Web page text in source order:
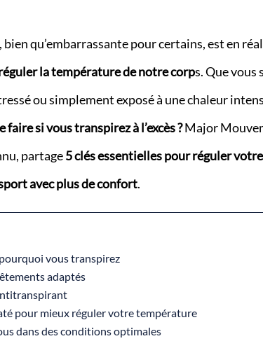
bien qu’embarrassante pour certains, est en
la température de notre corps. Que vous
ou simplement exposé à une chaleur
faire si vous transpirez à l’excès ?Major
partage5 clés essentielles pour réguler
avec plus de confort.
vous transpirez
adaptés
pour mieux réguler votre température
dans des conditions optimales